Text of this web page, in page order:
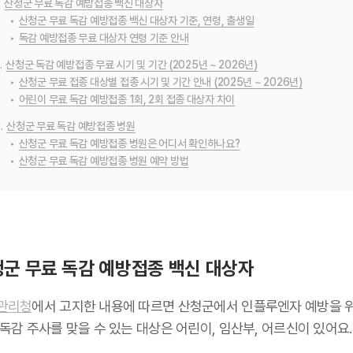
산청군 무료 독감 예방접종 백신 대상자
• 산청군 무료 독감 예방접종 백신 대상자 기준, 연령, 출생일
• 독감 예방접종 무료 대상자 연령 기준 안내
산청군 독감 예방접종 무료 시기 및 기간 (2025년 ~ 2026년)
• 산청군 무료 접종 대상별 접종 시기 및 기간 안내 (2025년 ~ 2026년)
• 어린이 무료 독감 예방접종 1회, 2회 접종 대상자 차이
산청군 무료 독감 예방접종 병원
• 산청군 무료 독감 예방접종 병원은 어디서 확인하나요?
• 산청군 무료 독감 예방접종 병원 예약 방법
무료 독감 예방접종 백신 대상자
리청에서 고지한 내용에 따르면 산청군에서 인플루엔자 예방을
감 주사를 맞을 수 있는 대상은 어린이, 임산부, 어르신이 있어요.